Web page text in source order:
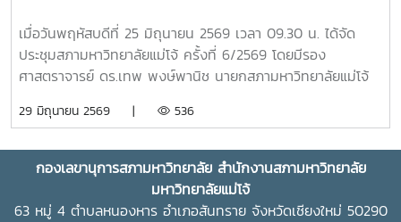
ไปกับการอนุรักษ์ทรัพยากรธรรมชาติและสิ่งแวดล้อมอย่างสมดุล
ซึ่งสอดคล้องกับหลักการและปรัชญาของสาขาวิชาการพัฒนาภูมิ
สังคมอย่างยั่งยืน ที่มหาวิทยาลัยแม่โจ้ได้มุ่งเน้นเสริมสร้างองค์
เมื่อวันพฤหัสบดีที่ 25 มิถุนายน 2569 เวลา 09.30 น. ได้จัด
ประชุมสภามหาวิทยาลัยแม่โจ้ ครั้งที่ 6/2569 โดยมีรอง
ศาสตราจารย์ ดร.เทพ พงษ์พานิช นายกสภามหาวิทยาลัยแม่โจ้
อาคารสำนักงานมหาวิทยาลัย 2 มหาวิทยาลัยแม่โจ้ และจัดประชุม
29 มิถุนายน 2569 | 536
กองเลขานุการสภามหาวิทยาลัย สำนักงานสภามหาวิทยาลัย
มหาวิทยาลัยแม่โจ้
63 หมู่ 4 ตำบลหนองหาร อำเภอสันทราย จังหวัดเชียงใหม่ 50290